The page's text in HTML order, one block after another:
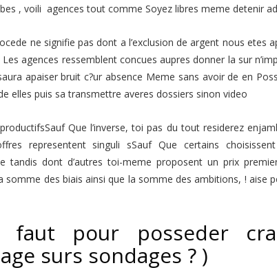
, voili agences tout comme Soyez libres meme detenir
ne signifie pas dont a l’exclusion de argent nous etes
Les agences ressemblent concues aupres donner la sur
apaiser bruit c?ur absence Meme sans avoir de en
elles puis sa transmettre averes dossiers sinon video
Que l’inverse, toi pas du tout residerez
representent singuli sSauf Que certains
tandis dont d’autres toi-meme proposent un prix
somme des biais ainsi que la somme des ambitions, ! aise
faut pour posseder
surs sondages ? )